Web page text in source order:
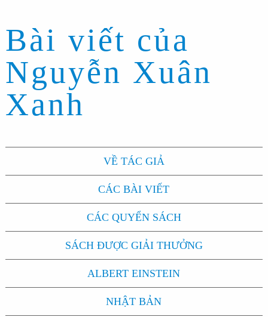
Bài viết của
Nguyễn Xuân
Xanh
VỀ TÁC GIẢ
CÁC BÀI VIẾT
CÁC QUYỂN SÁCH
SÁCH ĐƯỢC GIẢI THƯỞNG
ALBERT EINSTEIN
NHẬT BẢN